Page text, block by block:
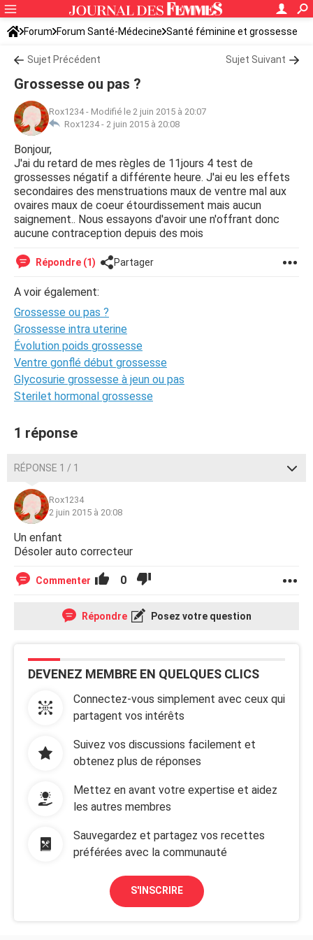
Forum Forum Santé-Médecine Santé féminine et grossesse
Sujet Précédent Sujet Suivant
Grossesse ou pas ?
Rox1234- Modifié le 2 juin 2015 à 20:07
Rox1234 - 2 juin 2015 à 20:08
Bonjour,
J'ai du retard de mes règles de 11jours 4 test de
grossesses négatif a différente heure. J'ai eu les effets
secondaires des menstruations maux de ventre mal aux
ovaires maux de coeur étourdissement mais aucun
saignement.. Nous essayons d'avoir une n'offrant donc
aucune contraception depuis des mois
Répondre (1) Partager
A voir également:
Grossesse ou pas ?
Grossesse intra uterine
Évolution poids grossesse
Ventre gonflé début grossesse
Glycosurie grossesse à jeun ou pas
Sterilet hormonal grossesse
1 réponse
RÉPONSE 1 / 1
Rox1234
2 juin 2015 à 20:08
Un enfant
Désoler auto correcteur
Commenter 0
Répondre Posez votre question
DEVENEZ MEMBRE EN QUELQUES CLICS
Connectez-vous simplement avec ceux qui
partagent vos intérêts
Suivez vos discussions facilement et
obtenez plus de réponses
Mettez en avant votre expertise et aidez
les autres membres
Sauvegardez et partagez vos recettes
préférées avec la communauté
S'INSCRIRE